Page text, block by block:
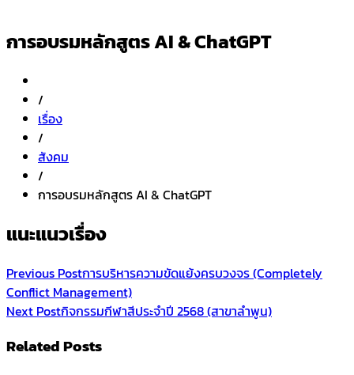
การอบรมหลักสูตร AI & ChatGPT
/
เรื่อง
/
สังคม
/
การอบรมหลักสูตร AI & ChatGPT
แนะแนวเรื่อง
Previous Postการบริหารความขัดแย้งครบวงจร (Completely
Conflict Management)
Next Postกิจกรรมกีฬาสีประจำปี 2568 (สาขาลำพูน)
Related Posts